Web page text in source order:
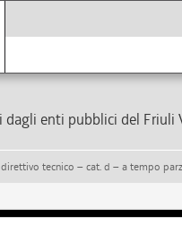
enti pubblici del Friuli
d – a tempo parziale (18 ore settimanali) e